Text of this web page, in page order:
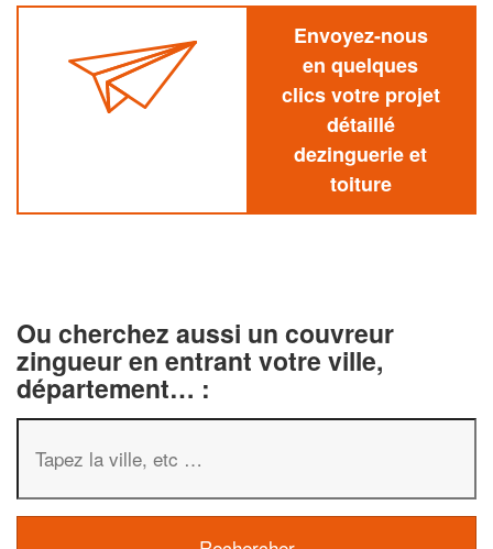
Envoyez-nous
en quelques
clics votre projet
détaillé
dezinguerie et
toiture
Ou cherchez aussi un couvreur
zingueur en entrant votre ville,
département… :